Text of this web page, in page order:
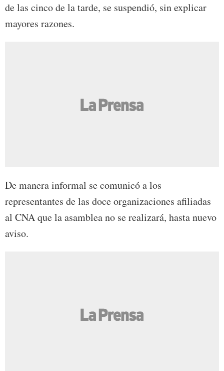
de las cinco de la tarde, se suspendió, sin explicar
mayores razones.
De manera informal se comunicó a los
representantes de las doce organizaciones afiliadas
al CNA que la asamblea no se realizará, hasta nuevo
aviso.